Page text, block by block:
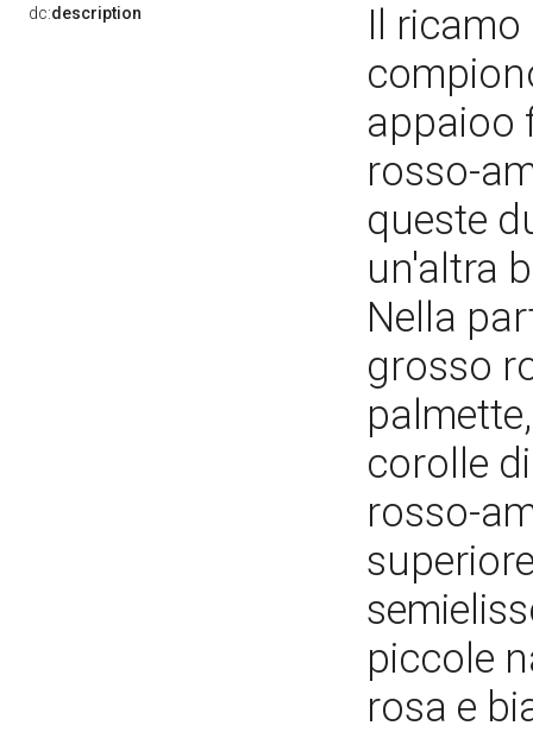
dc:description
Il
appaioo
rosso-
queste
un'altra
Nella
grosso
corolle
rosso-
piccole
rosa e